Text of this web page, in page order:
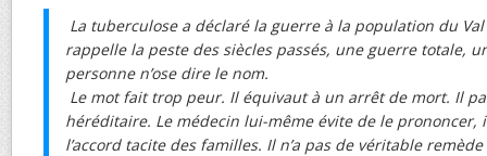
La tuberculose a déclaré la guerre à la population du
rappelle la peste des siècles passés, une guerre totale,
personne n’ose dire le nom.
Le mot fait trop peur. Il équivaut à un arrêt de mort. Il
héréditaire. Le médecin lui-même évite de le prononcer,
l’accord tacite des familles. Il n’a pas de véritable